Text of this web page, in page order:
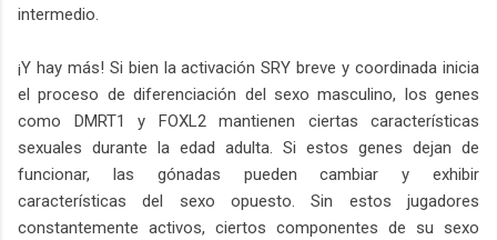
intermedio.
¡Y hay más! Si bien la activación SRY breve y coordinada inicia
el proceso de diferenciación del sexo masculino, los genes
como DMRT1 y FOXL2 mantienen ciertas características
sexuales durante la edad adulta. Si estos genes dejan de
funcionar, las gónadas pueden cambiar y exhibir
características del sexo opuesto. Sin estos jugadores
constantemente activos, ciertos componentes de su sexo